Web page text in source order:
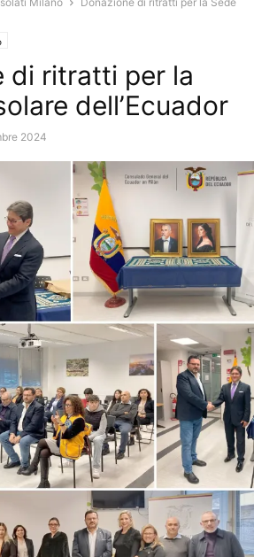
di ritratti per la
dell’Ecuador
2024